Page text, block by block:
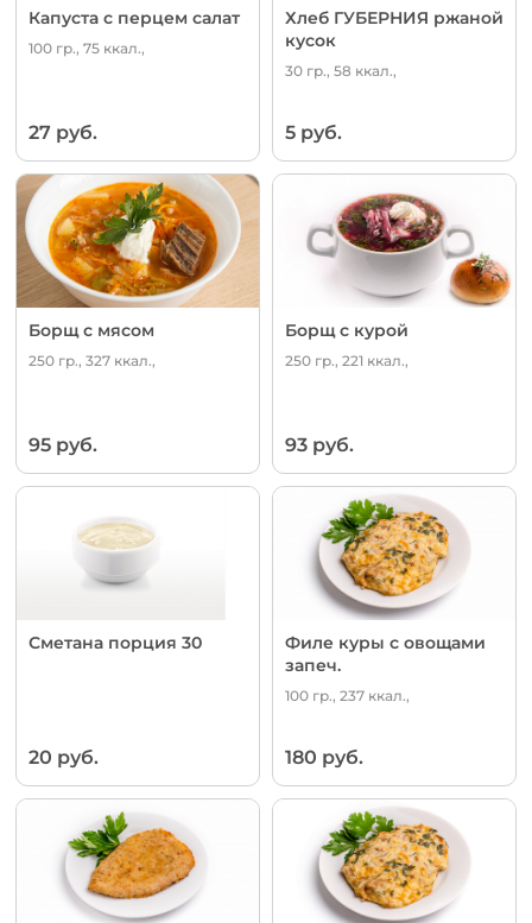
Капуста с перцем салат
100 гр., 75 ккал.,
27 руб.
Хлеб ГУБЕРНИЯ ржаной
кусок
30 гр., 58 ккал.,
5 руб.
Борщ с мясом
250 гр., 327 ккал.,
95 руб.
Борщ с курой
250 гр., 221 ккал.,
93 руб.
Сметана порция 30
20 руб.
Филе куры с овощами
запеч.
100 гр., 237 ккал.,
180 руб.